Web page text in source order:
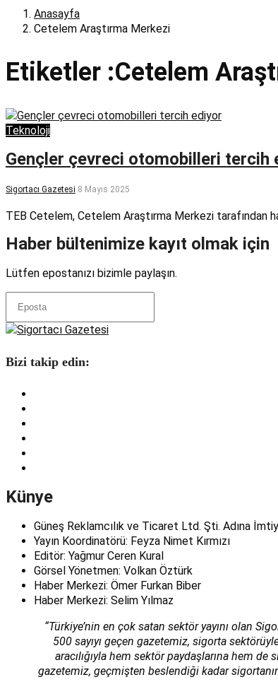
Anasayfa
Cetelem Araştırma Merkezi
Etiketler :Cetelem
Teknoloji
Gençler çevreci otomobilleri tercih
Sigortacı Gazetesi 8 Mayıs 2025
TEB Cetelem, Cetelem Araştırma Merkezi tarafından
Haber bültenimize kayıt olmak için
Lütfen epostanızı bizimle paylaşın.
Bizi takip edin:
Künye
Güneş Reklamcılık ve Ticaret Ltd. Şti. Adına
Yayın Koordinatörü: Feyza Nimet Kırmızı
Editör: Yağmur Ceren Kural
Görsel Yönetmen: Volkan Öztürk
Haber Merkezi: Ömer Furkan Biber
Haber Merkezi: Selim Yılmaz
“Türkiye’nin en çok satan sektör yayını olan
500 sayıyı geçen gazetemiz, sigorta
aracılığıyla hem sektör paydaşlarına hem
gazetemiz, geçmişten beslendiği kadar